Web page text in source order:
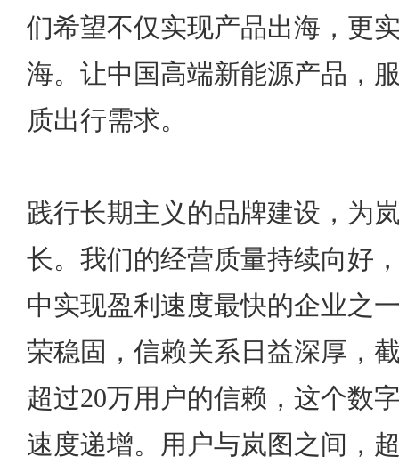
们希望不仅实现产品出海，更
海。让中国高端新能源产品，
质出行需求。
践行长期主义的品牌建设，为
长。我们的经营质量持续向好
中实现盈利速度最快的企业之
荣稳固，信赖关系日益深厚，
超过20万用户的信赖，这个数
速度递增。用户与岚图之间，